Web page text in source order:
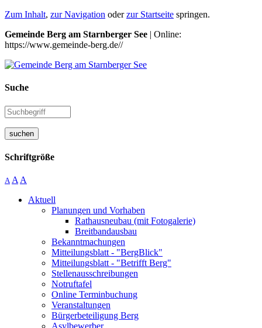
Zum Inhalt, zur Navigation oderzur Startseite springen.
Gemeinde Berg am Starnberger See | Online:
https://www.gemeinde-berg.de//
Suche
suchen
Schriftgröße
A A A
Aktuell
Planungen und Vorhaben
Rathausneubau (mit Fotogalerie)
Breitbandausbau
Bekanntmachungen
Mitteilungsblatt - "BergBlick"
Mitteilungsblatt - "Betrifft Berg"
Stellenausschreibungen
Notruftafel
Online Terminbuchung
Veranstaltungen
Bürgerbeteiligung Berg
Asylbewerber